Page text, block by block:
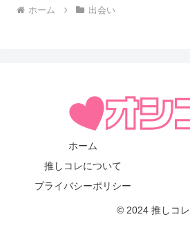
ホーム 出会い
ホーム
推しコレについて
プライバシーポリシー
© 2024 推しコレ.